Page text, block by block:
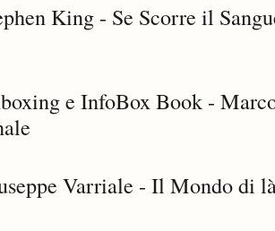
King - Se Scorre il
e InfoBox Book -
Varriale - Il Mondo di